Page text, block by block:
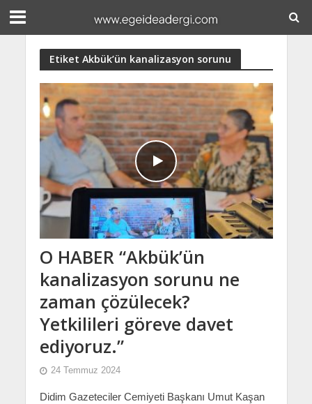
Etiket Akbük’ün kanalizasyon sorunu
O HABER “Akbük’ün
kanalizasyon sorunu ne
zaman çözülecek?
Yetkilileri göreve davet
ediyoruz.”
24 Temmuz 2024
Didim Gazeteciler Cemiyeti Başkanı Umut Kaşan